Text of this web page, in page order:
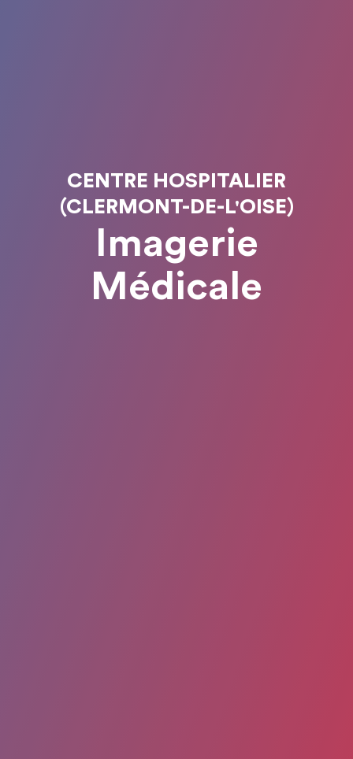
CENTRE HOSPITALIER
(CLERMONT-DE-L'OISE)
Imagerie
Médicale